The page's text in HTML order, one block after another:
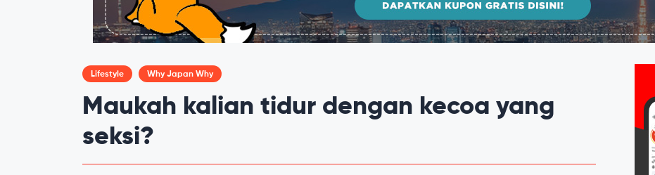
Lifestyle Why Japan Why
Maukah kalian tidur dengan kecoa yang
seksi?